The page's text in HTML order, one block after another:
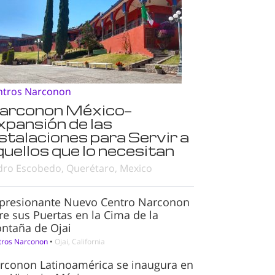
Narconon
México—
de las
para Servir a
que lo necesitan
Escobedo, Querétaro, Mexico
Nuevo Centro Narconon
sus Puertas en la Cima de la
de Ojai
Narconon • Ojai, California
Latinoamérica se inaugura en